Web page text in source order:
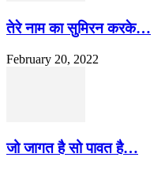
तेरे नाम का सुमिरन करके…
February 20, 2022
जो जागत है सो पावत है…